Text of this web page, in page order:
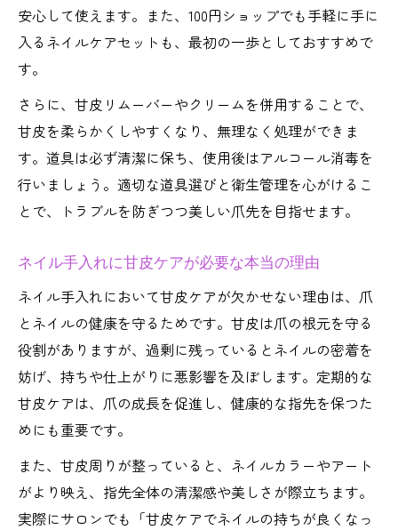
安心して使えます。また、100円ショップでも手軽に手に
入るネイルケアセットも、最初の一歩としておすすめで
す。
さらに、甘皮リムーバーやクリームを併用することで、
甘皮を柔らかくしやすくなり、無理なく処理ができま
す。道具は必ず清潔に保ち、使用後はアルコール消毒を
行いましょう。適切な道具選びと衛生管理を心がけるこ
とで、トラブルを防ぎつつ美しい爪先を目指せます。
ネイル手入れに甘皮ケアが必要な本当の理由
ネイル手入れにおいて甘皮ケアが欠かせない理由は、爪
とネイルの健康を守るためです。甘皮は爪の根元を守る
役割がありますが、過剰に残っているとネイルの密着を
妨げ、持ちや仕上がりに悪影響を及ぼします。定期的な
甘皮ケアは、爪の成長を促進し、健康的な指先を保つた
めにも重要です。
また、甘皮周りが整っていると、ネイルカラーやアート
がより映え、指先全体の清潔感や美しさが際立ちます。
実際にサロンでも「甘皮ケアでネイルの持ちが良くなっ